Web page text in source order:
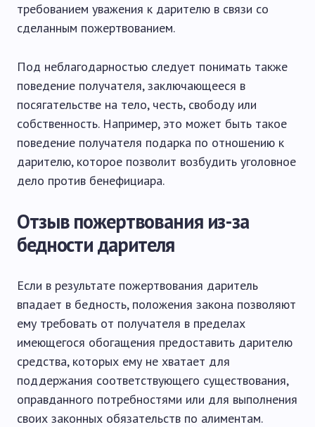
требованием уважения к дарителю в связи со
сделанным пожертвованием.
Под неблагодарностью следует понимать также
поведение получателя, заключающееся в
посягательстве на тело, честь, свободу или
собственность. Например, это может быть такое
поведение получателя подарка по отношению к
дарителю, которое позволит возбудить уголовное
дело против бенефициара.
Отзыв пожертвования из-за
бедности дарителя
Если в результате пожертвования даритель
впадает в бедность, положения закона позволяют
ему требовать от получателя в пределах
имеющегося обогащения предоставить дарителю
средства, которых ему не хватает для
поддержания соответствующего существования,
оправданного потребностями или для выполнения
своих законных обязательств по алиментам.